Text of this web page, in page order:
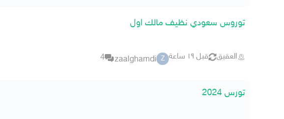
توروس سعودي نظيف مالك اول
العقيق قبل ١٩ ساعة Z
zaalghamdi
4
تورس 2024